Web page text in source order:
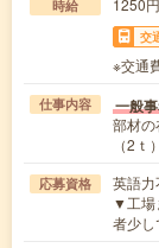
時給 1250
交
※交通
仕事内容 一般
部材の
（2
応募資格
英語力
▼工場
者少